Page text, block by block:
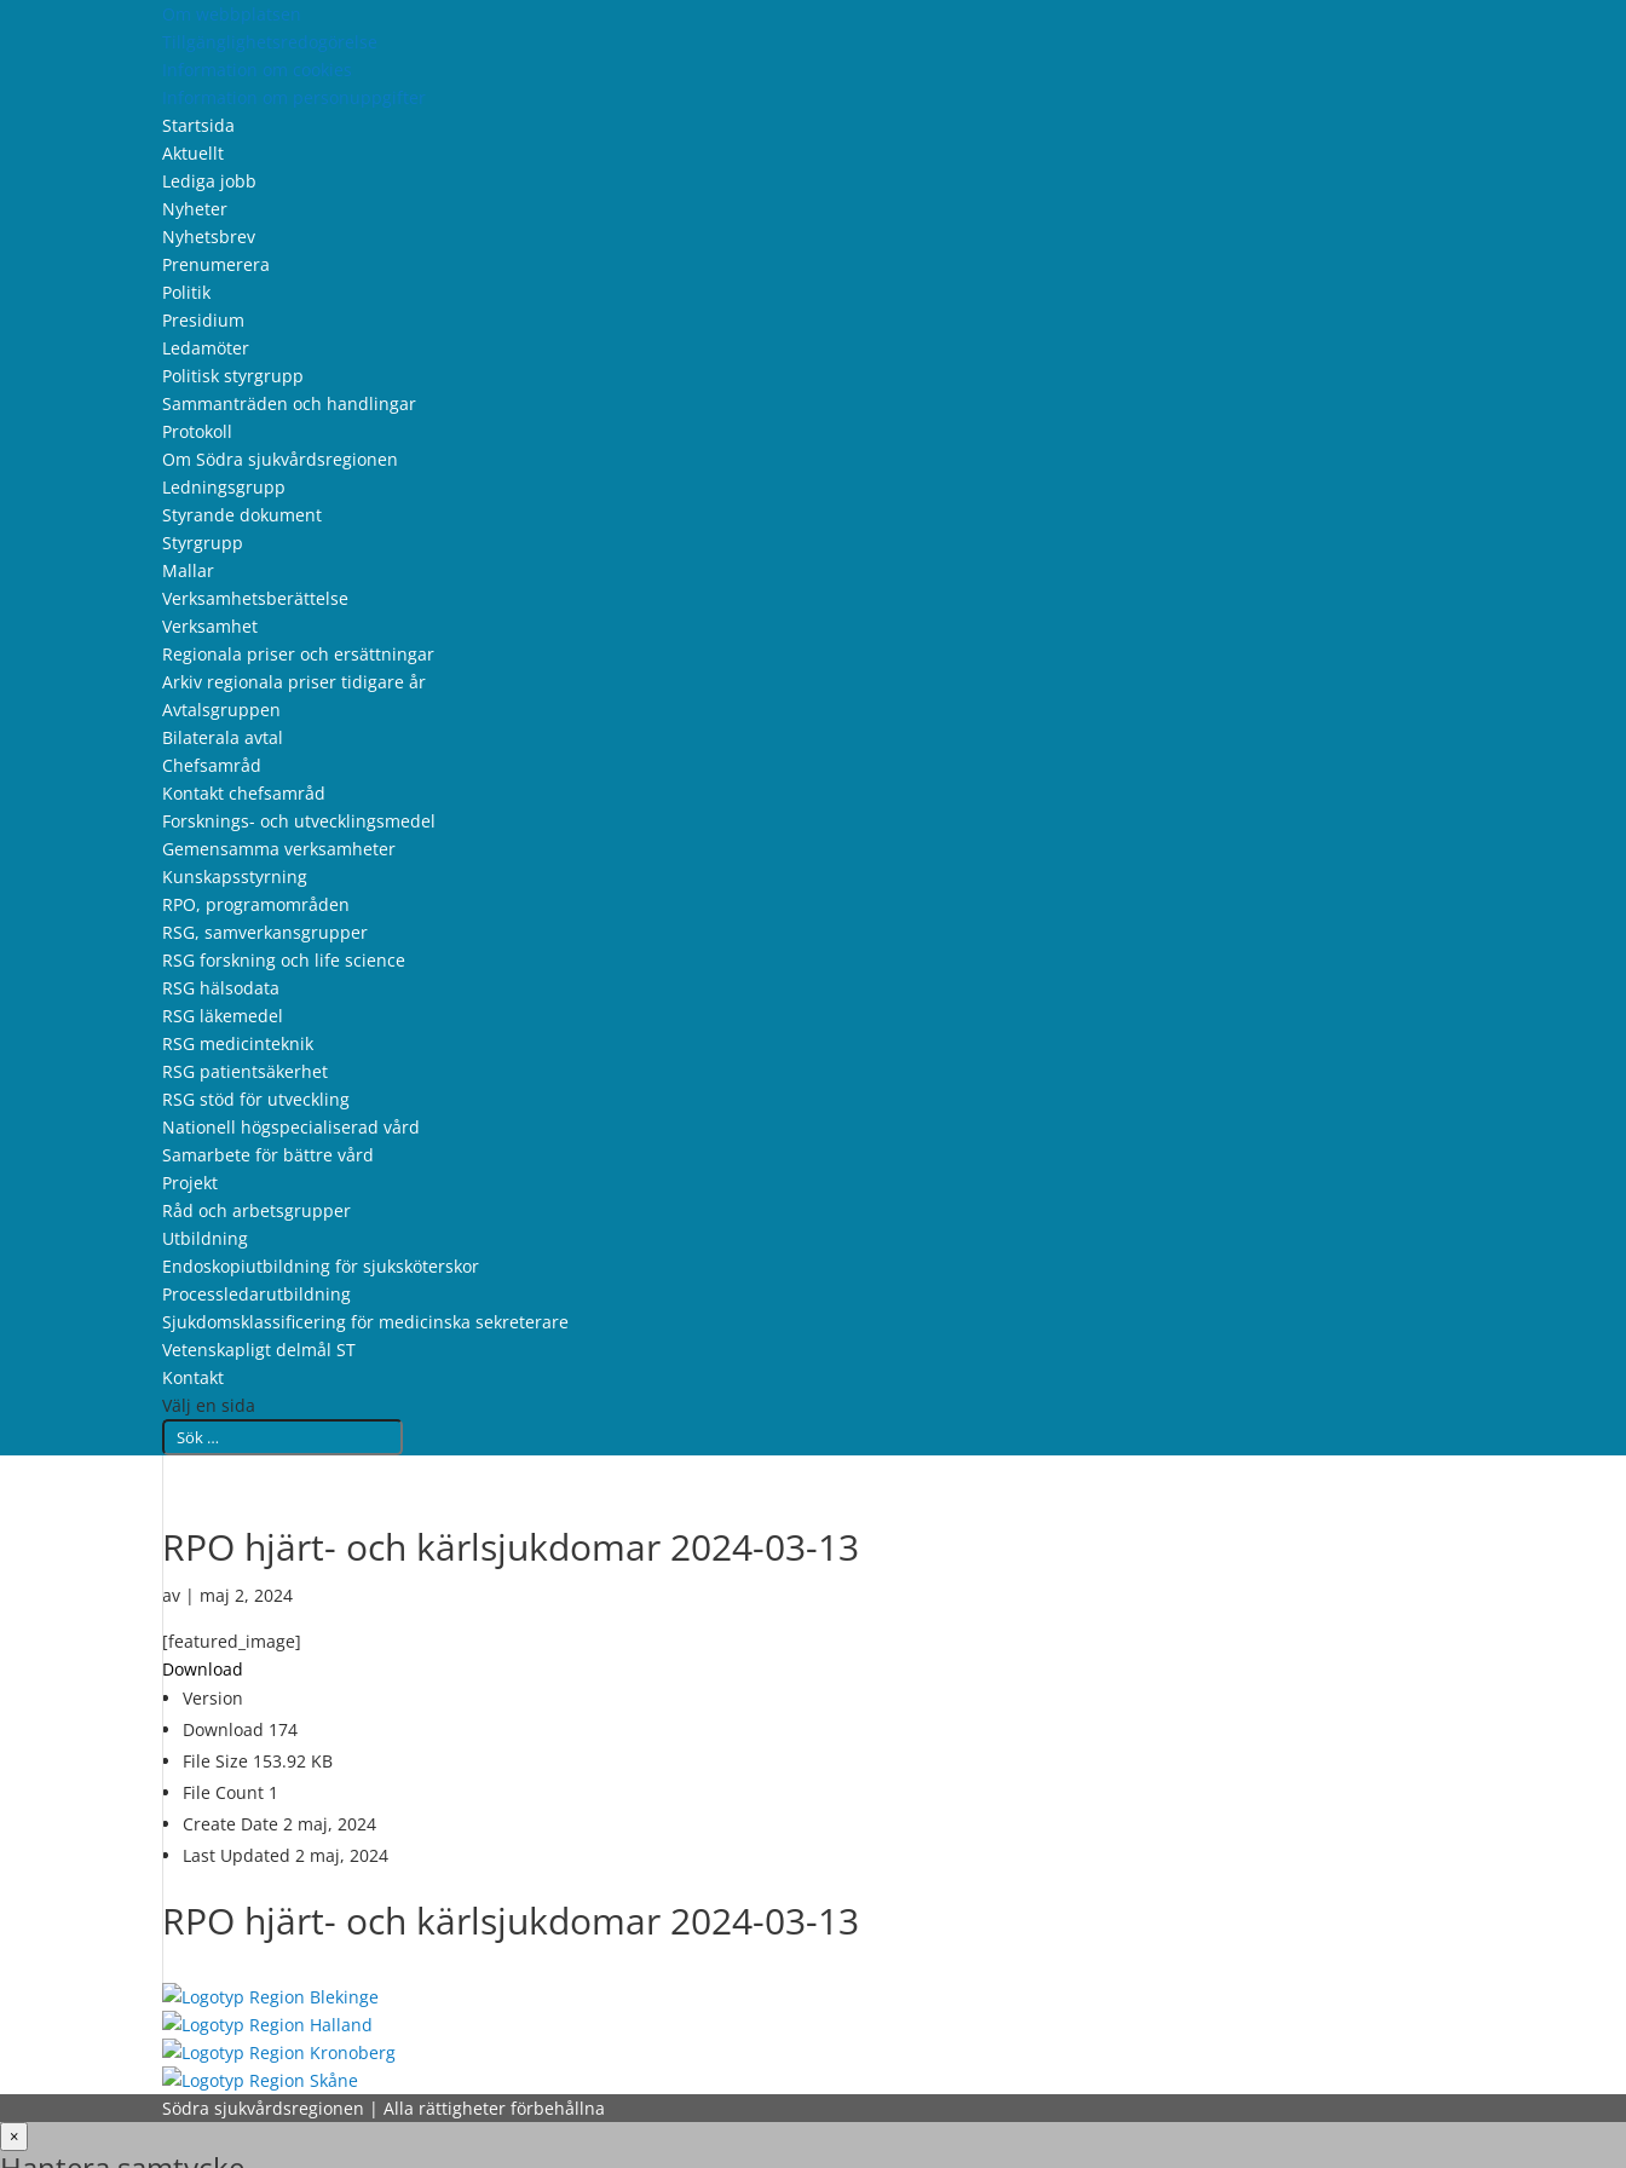
Om webbplatsen
Tillgänglighetsredogörelse
Information om cookies
Information om personuppgifter
Startsida
Aktuellt
Lediga jobb
Nyheter
Nyhetsbrev
Prenumerera
Politik
Presidium
Ledamöter
Politisk styrgrupp
Sammanträden och handlingar
Protokoll
Om Södra sjukvårdsregionen
Ledningsgrupp
Styrande dokument
Styrgrupp
Mallar
Verksamhetsberättelse
Verksamhet
Regionala priser och ersättningar
Arkiv regionala priser tidigare år
Avtalsgruppen
Bilaterala avtal
Chefsamråd
Kontakt chefsamråd
Forsknings- och utvecklingsmedel
Gemensamma verksamheter
Kunskapsstyrning
RPO, programområden
RSG, samverkansgrupper
RSG forskning och life science
RSG hälsodata
RSG läkemedel
RSG medicinteknik
RSG patientsäkerhet
RSG stöd för utveckling
Nationell högspecialiserad vård
Samarbete för bättre vård
Projekt
Råd och arbetsgrupper
Utbildning
Endoskopiutbildning för sjuksköterskor
Processledarutbildning
Sjukdomsklassificering för medicinska sekreterare
Vetenskapligt delmål ST
Kontakt
Välj en sida
RPO hjärt- och kärlsjukdomar 2024-03-13
av | maj 2, 2024
[featured_image]
Download
Version
Download 174
File Size 153.92 KB
File Count 1
Create Date2 maj, 2024
Last Updated2 maj, 2024
RPO hjärt- och kärlsjukdomar 2024-03-13
Södra sjukvårdsregionen | Alla rättigheter förbehållna
×